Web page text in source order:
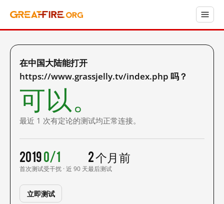
在中国大陆能打开
https://www.grassjelly.tv/index.php 吗？
可以。
最近 1 次有定论的测试均正常连接。
2019
首次测试
0/1
受干扰 · 近 90 天
2 个月前
最后测试
立即测试